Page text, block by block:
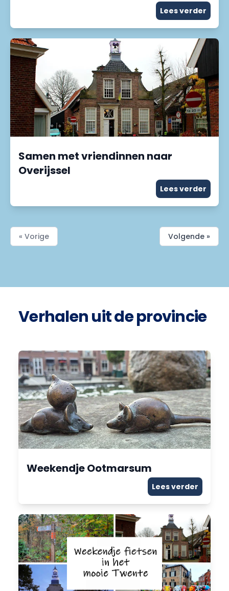
Lees verder
Samen met vriendinnen naar
Overijssel
Lees verder
« Vorige Volgende »
Verhalen uit de provincie
Weekendje Ootmarsum
Lees verder